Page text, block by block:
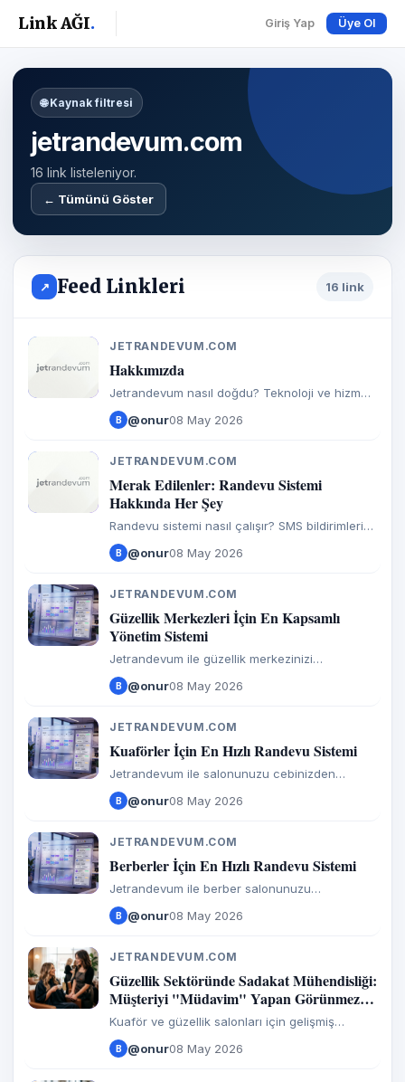
Link AĞI. Giriş Yap Üye Ol
🌐 Kaynak filtresi
jetrandevum.com
16 link listeleniyor.
← Tümünü Göster
↗ Feed Linkleri 16 link
J
JETRANDEVUM.COM
Hakkımızda
Jetrandevum nasıl doğdu? Teknoloji ve hizmeti
bir araya getirerek işletme sahiplerine nasıl
değer katıyoruz? Ekibimiz, değerlerimiz ve
B @onur08 May 2026
J
JETRANDEVUM.COM
Merak Edilenler: Randevu Sistemi
Hakkında Her Şey
Randevu sistemi nasıl çalışır? SMS bildirimleri
nasıl ayarlanır? Abonelik iptali nasıl yapılır?
Aklınıza takılan tüm teknik ve genel soruların
B @onur08 May 2026
J
JETRANDEVUM.COM
Güzellik Merkezleri İçin En Kapsamlı
Yönetim Sistemi
Jetrandevum ile güzellik merkezinizi
profesyonelce yönetin.
B @onur08 May 2026
J
JETRANDEVUM.COM
Kuaförler İçin En Hızlı Randevu Sistemi
Jetrandevum ile salonunuzu cebinizden
yönetin.
B @onur08 May 2026
J
JETRANDEVUM.COM
Berberler İçin En Hızlı Randevu Sistemi
Jetrandevum ile berber salonunuzu
profesyonelce yönetin.
B @onur08 May 2026
J
JETRANDEVUM.COM
Güzellik Sektöründe Sadakat Mühendisliği:
Müşteriyi "Müdavim" Yapan Görünmez
Bağlar
Kuaför ve güzellik salonları için gelişmiş
müşteri sadakati stratejileri. Nöropazarlama,
Zeigarnik etkisi ve Paretto ilkesi ile
B @onur08 May 2026